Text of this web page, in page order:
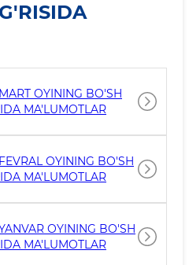
OYINING BO'SH
MA'LUMOTLAR
OYINING BO'SH
MA'LUMOTLAR
OYINING BO'SH
MA'LUMOTLAR